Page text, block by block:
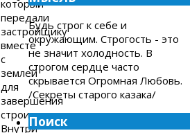
который
передали
застройщику
вместе
с
землей
для
завершения
строительства.
Внутри
Будь строг к себе и
окружающим. Строгость - это
не значит холодность. В
строгом сердце часто
скрывается Огромная Любовь.
/Секреты старого казака/
Поиск